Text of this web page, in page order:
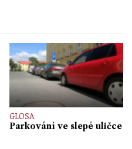
GLOSA
Parkování ve slepé uličce